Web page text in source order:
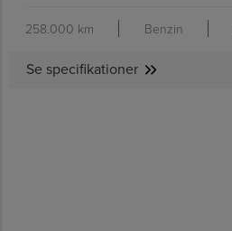
258.000 km Benzin
Se specifikationer